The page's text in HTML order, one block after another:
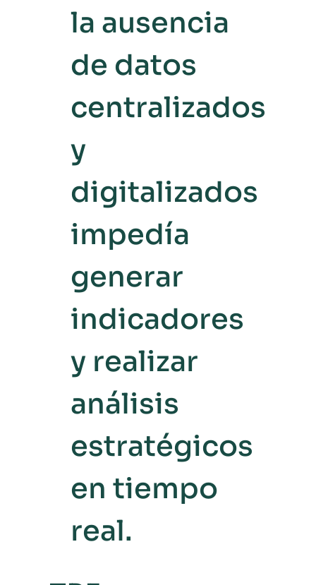
la ausencia
de datos
centralizados
y
digitalizados
impedía
generar
indicadores
y realizar
análisis
estratégicos
en tiempo
real.